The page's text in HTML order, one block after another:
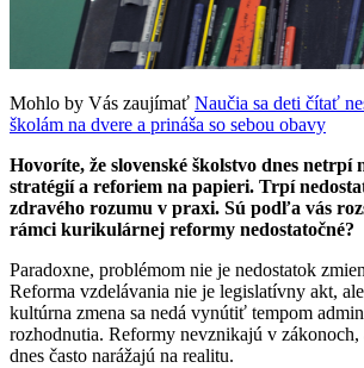
Mohlo by Vás zaujímať Naučia sa deti čítať
školám na dvere a prináša so sebou obavy
Hovoríte, že slovenské školstvo dnes netrpí
stratégií a reforiem na papieri. Trpí
zdravého rozumu v praxi. Sú podľa vás
rámci kurikulárnej reformy nedostatočné?
Paradoxne, problémom nie je nedostatok
Reforma vzdelávania nie je legislatívny akt,
kultúrna zmena sa nedá vynútiť tempom
rozhodnutia. Reformy nevznikajú v zákonoch,
dnes často narážajú na realitu.